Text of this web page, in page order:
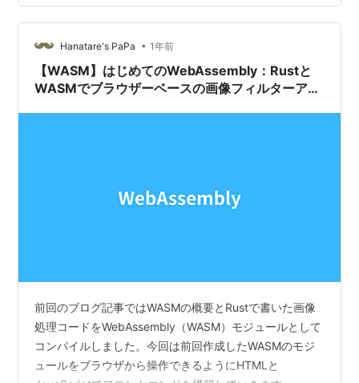
で Ruby 2.5.9）ため、処理速度や安全性の面で最新
Ruby の恩恵を受けられない OSS としてソースが公開さ
れておらず、拡張や検証が難しい サーバー依存のため、
文字列を入力するたびにバ…
Hanatare's PaPa • 1年前
【WASM】はじめてのWebAssembly：Rustと
WASMでブラウザーベースの画像フィルターアプ
前回のブログ記事ではWASMの概要とRustで書いた画像
処理コードをWebAssembly（WASM）モジュールとして
コンパイルしました。今回は前回作成したWASMのモジ
ュールをブラウザから操作できるようにHTMLと